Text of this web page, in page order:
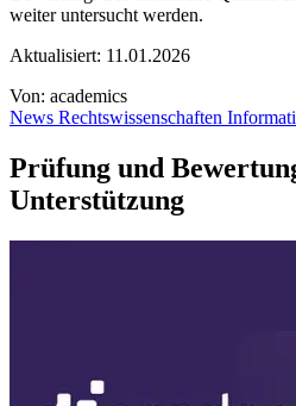
weiter untersucht werden.
Aktualisiert: 11.01.2026
Von: academics
News Rechtswissenschaften
Prüfung und
Unterstützung